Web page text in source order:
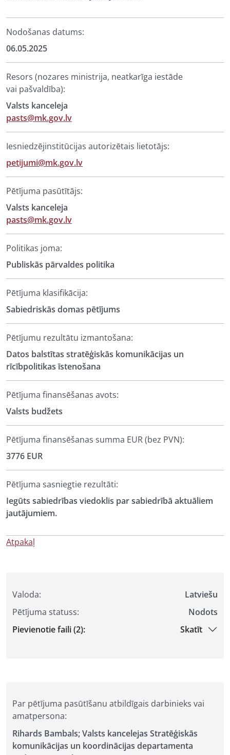
Valoda:
Latviešu
Pētījuma statuss:
Nodots
Pievienotie faili (2):
Skatīt
Par pētījuma pasūtīšanu atbildīgais darbinieks vai
amatpersona:
Rihards Bambals; Valsts kancelejas Stratēģiskās
komunikācijas un koordinācijas departamenta
Nodošanas datums:
06.05.2025
Resors (nozares ministrija, neatkarīga iestāde
vai pašvaldība):
Valsts kanceleja
pasts@mk.gov.lv
Iesniedzējinstitūcijas autorizētais lietotājs:
petijumi@mk.gov.lv
Pētījuma pasūtītājs:
Valsts kanceleja
pasts@mk.gov.lv
Politikas joma:
Publiskās pārvaldes politika
Pētījuma klasifikācija:
Sabiedriskās domas pētījums
Pētījumu rezultātu izmantošana:
Datos balstītas stratēģiskās komunikācijas un
rīcībpolitikas īstenošana
Pētījuma finansēšanas avots:
Valsts budžets
Pētījuma finansēšanas summa EUR (bez PVN):
3776 EUR
Pētījuma sasniegtie rezultāti:
Iegūts sabiedrības viedoklis par sabiedrībā aktuāliem
jautājumiem.
Atpakaļ